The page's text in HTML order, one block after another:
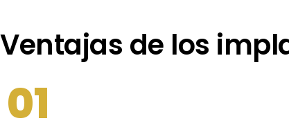
Ventajas de los
01